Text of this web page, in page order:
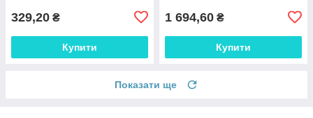
329,20 ₴
Купити
1 694,60 ₴
Купити
Показати ще